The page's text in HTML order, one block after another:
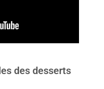
des desserts